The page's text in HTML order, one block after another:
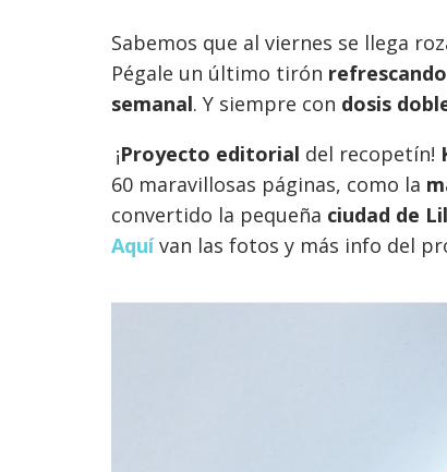
Sabemos que al viernes se llega
Pégale un último tirón
semanal. Y siempre con dosis
¡Proyecto editorial del recopetín!
60 maravillosas páginas, como la
convertido la pequeña ciudad de
Aquívan las fotos y más info del